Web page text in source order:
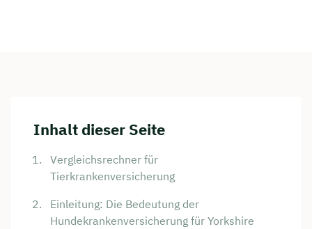
Inhalt dieser Seite
Vergleichsrechner für
Tierkrankenversicherung
Einleitung: Die Bedeutung der
Hundekrankenversicherung für Yorkshire